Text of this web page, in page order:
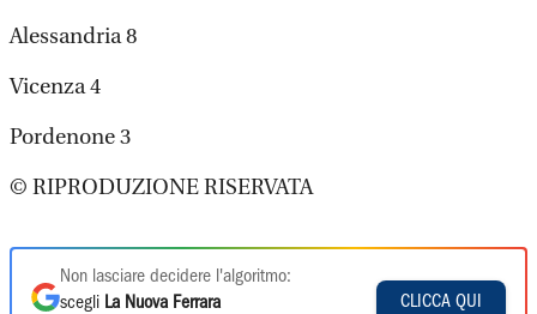
Alessandria 8
Vicenza 4
Pordenone 3
© RIPRODUZIONE RISERVATA
Non lasciare decidere l'algoritmo:
scegli La Nuova Ferrara
CLICCA QUI